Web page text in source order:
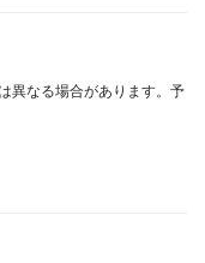
異なる場合があります。予